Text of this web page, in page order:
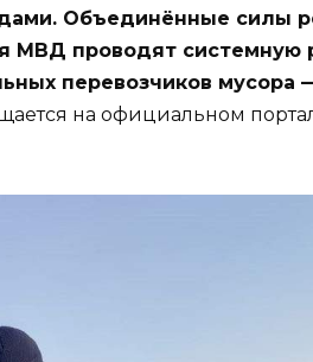
Объединённые силы
МВД проводят системную
перевозчиков мусора
на официальном